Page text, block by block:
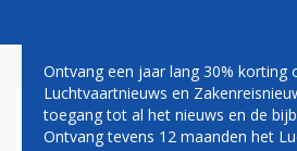
VLIEGTUIG STORT
Ontvang een jaar lang 30% korting
Luchtvaartnieuws en
toegang tot al het nieuws en de
Ontvang tevens 12 maanden het